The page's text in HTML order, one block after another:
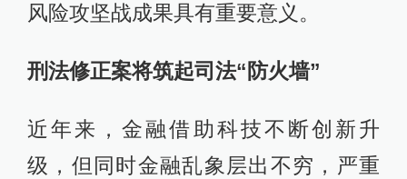
风险攻坚战成果具有重要意义。
刑法修正案将筑起司法“防火墙”
近年来，金融借助科技不断创新升
级，但同时金融乱象层出不穷，严重